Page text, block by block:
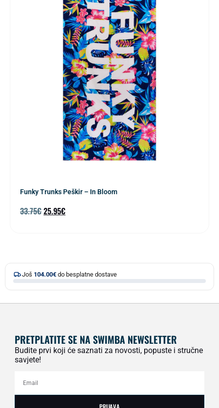
Funky Trunks Peškir – In Bloom
33.75€25.95€
Još 104.00€ do besplatne dostave
PRETPLATITE SE NA SWIMBA NEWSLETTER
Budite prvi koji će saznati za novosti, popuste i stručne
savjete!